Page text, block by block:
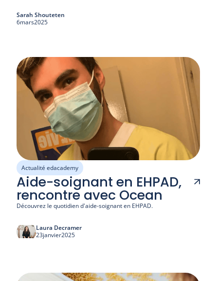
Sarah Shouteten
6mars2025
Actualité edacademy
Aide-soignant en EHPAD,
rencontre avec Ocean
Découvrez le quotidien d'aide-soignant en EHPAD.
Laura Decramer
23janvier2025